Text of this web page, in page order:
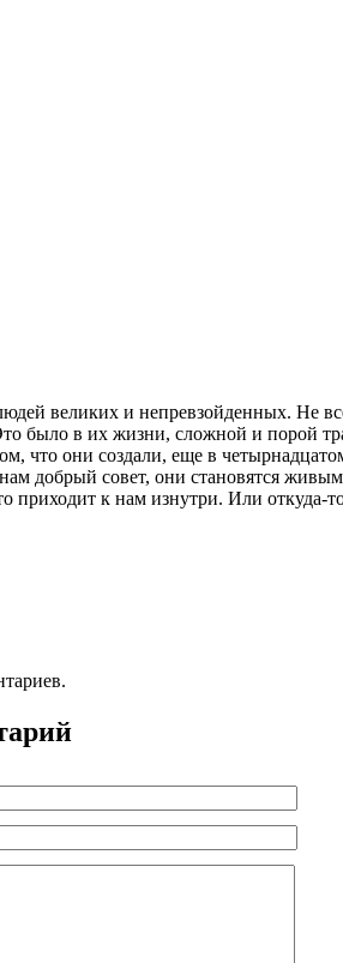
великих и непревзойденных. Не
было в их жизни, сложной и порой
что они создали, еще в
добрый совет, они становятся
приходит к нам изнутри. Или